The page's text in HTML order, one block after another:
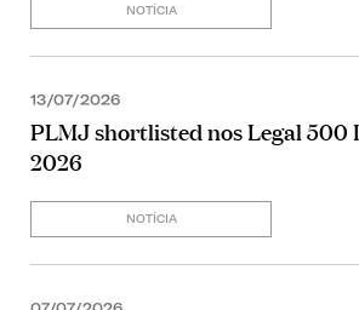
NOTÍCIA
13/07/2026
PLMJ shortlisted nos Legal 500
2026
NOTÍCIA